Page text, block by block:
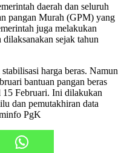
daerah dan seluruh
pangan Murah (GPM) yang
juga melakukan
sejak tahun
harga beras. Namun
bantuan pangan beras
Februari. Ini dilakukan
dan pemutakhiran data
PgK